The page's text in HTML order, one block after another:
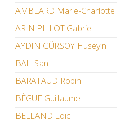
AMBLARD Marie-Charlotte
ARIN PILLOT Gabriel
AYDIN GÜRSOY Hüseyin
BAH San
BARATAUD Robin
BÈGUE Guillaume
BELLAND Loïc